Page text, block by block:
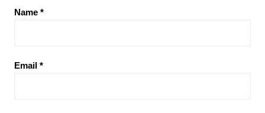
Name *
Email *